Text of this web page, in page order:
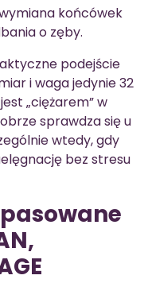
końcówek
o zęby.
podejście
i waga jedynie 32
„ciężarem” w
sprawdza się u
wtedy, gdy
bez stresu